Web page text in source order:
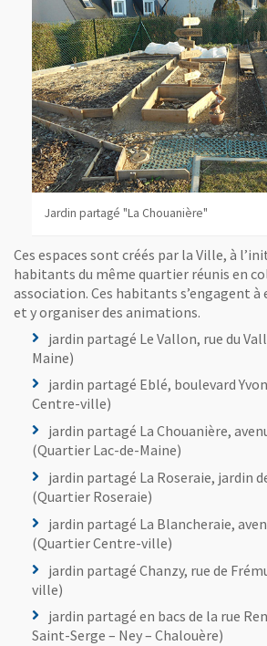
Jardin partagé "La Chouanière"
Jardin partagé "Le Vallon"
Jardin partagé "Eblé"
Jardin partagé "La Chouanière"
Jardin partagé "La Blancheraie"
Ces espaces sont créés par la Ville, à
habitants du même quartier réunis en
association. Ces habitants s’engagent
et y organiser des animations.
jardin partagé Le Vallon, rue du
Maine)
jardin partagé Eblé, boulevard
Centre-ville)
jardin partagé La Chouanière,
(Quartier Lac-de-Maine)
jardin partagé La Roseraie, jardin
(Quartier Roseraie)
jardin partagé La Blancheraie,
(Quartier Centre-ville)
jardin partagé Chanzy, rue de
ville)
jardin partagé en bacs de la rue
Saint-Serge – Ney – Chalouère)